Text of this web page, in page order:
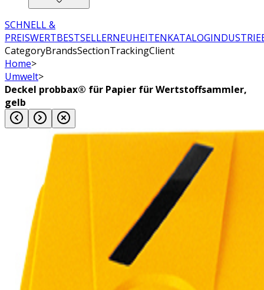
SCHNELL &
PREISWERTBESTSELLERNEUHEITENKATALOG
CategoryBrandsSectionTrackingClient
Home>
Umwelt>
Deckel probbax® für Papier für Wertstoffsammler,
gelb